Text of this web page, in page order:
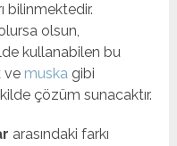
bilinmektedir.
olsun,
kullanabilen bu
ve muska gibi
çözüm sunacaktır.
arasındaki farkı